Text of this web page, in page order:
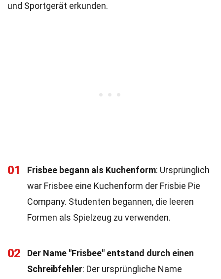
und Sportgerät erkunden.
01 Frisbee begann als Kuchenform: Ursprünglich
war Frisbee eine Kuchenform der Frisbie Pie
Company. Studenten begannen, die leeren
Formen als Spielzeug zu verwenden.
02
Der Name "Frisbee" entstand durch einen
Schreibfehler: Der ursprüngliche Name